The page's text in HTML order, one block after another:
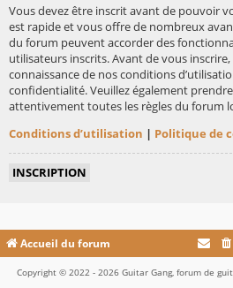
Vous devez être inscrit avant de pouvoir
est rapide et vous offre de nombreux
du forum peuvent accorder des
utilisateurs inscrits. Avant de vous inscrire,
connaissance de nos conditions
confidentialité. Veuillez également
attentivement toutes les règles du forum
Conditions d’utilisation | Politique de
INSCRIPTION
Accueil du forum
Copyright © 2022 - 2026 Guitar Gang, forum de